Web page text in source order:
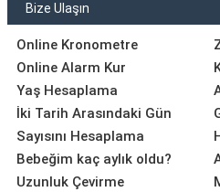
Bize Ulaşın
Online Kronometre
Online Alarm Kur
Yaş Hesaplama
İki Tarih Arasındaki Gün
Sayısını Hesaplama
Bebeğim kaç aylık oldu?
Uzunluk Çevirme